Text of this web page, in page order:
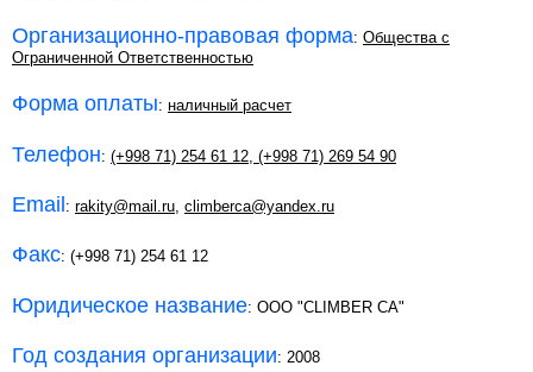
Организационно-правовая форма: Общества с
Ограниченной Ответственностью
Форма оплаты: наличный расчет
Телефон: (+998 71) 254 61 12 (+998 71) 269 54 90
Email : rakity@mail.ru, climberca@yandex.ru
Факс: (+998 71) 254 61 12
Юридическое название: ООО "CLIMBER CA"
Год создания организации: 2008